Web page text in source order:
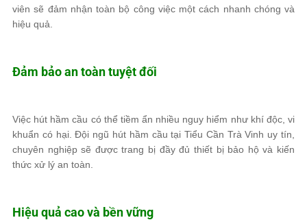
viên sẽ đảm nhận toàn bộ công việc một cách nhanh chóng và
hiệu quả.
Đảm bảo an toàn tuyệt đối
Việc hút hầm cầu có thể tiềm ẩn nhiều nguy hiểm như khí độc, vi
khuẩn có hại. Đội ngũ hút hầm cầu tại Tiểu Cần Trà Vinh uy tín,
chuyên nghiệp sẽ được trang bị đầy đủ thiết bị bảo hộ và kiến
thức xử lý an toàn.
Hiệu quả cao và bền vững